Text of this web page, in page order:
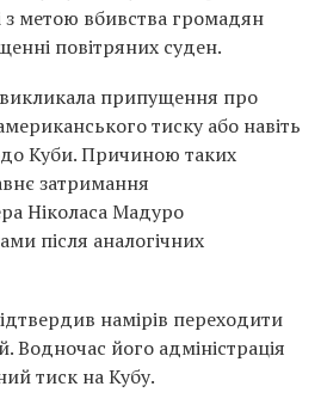
з метою вбивства громадян
повітряних суден.
припущення про
тиску або навіть
Куби. Причиною таких
затримання
Ніколаса Мадуро
після аналогічних
намірів переходити
Водночас його адміністрація
тиск на Кубу.